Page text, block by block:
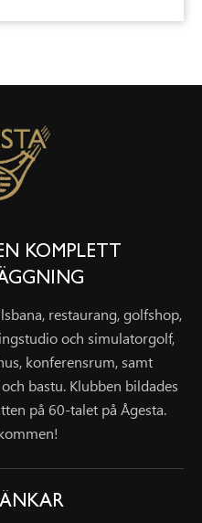
KOMPLETT
restaurang, golfshop,
och simulatorgolf,
konferensrum, samt
bastu. Klubben bildades
på 60-talet på Ågesta.